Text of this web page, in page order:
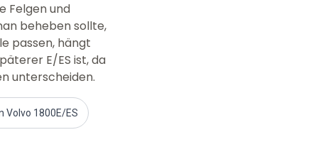
Felgen und
beheben sollte,
passen, hängt
E/ES ist, da
unterscheiden.
Volvo 1800E/ES